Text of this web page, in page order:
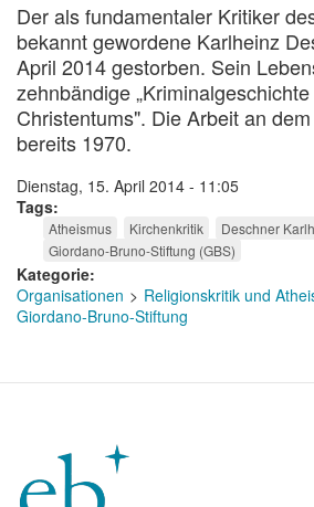
Der als fundamentaler Kritiker
bekannt gewordene Karlheinz
April 2014 gestorben. Sein
zehnbändige
Christentums". Die Arbeit an
bereits 1970.
Dienstag, 15. April 2014 - 11:05
Tags
Atheismus Kirchenkritik
Deschner
Giordano-Bruno-Stiftung (GBS)
Kategorie
Organisationen
Religionskritik und
Giordano-Bruno-Stiftung